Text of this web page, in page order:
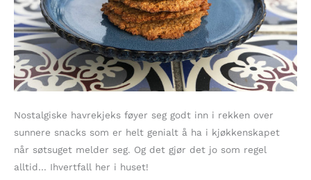
Nostalgiske havrekjeks føyer seg godt inn i rekken over
sunnere snacks som er helt genialt å ha i kjøkkenskapet
når søtsuget melder seg. Og det gjør det jo som regel
alltid… Ihvertfall her i huset!